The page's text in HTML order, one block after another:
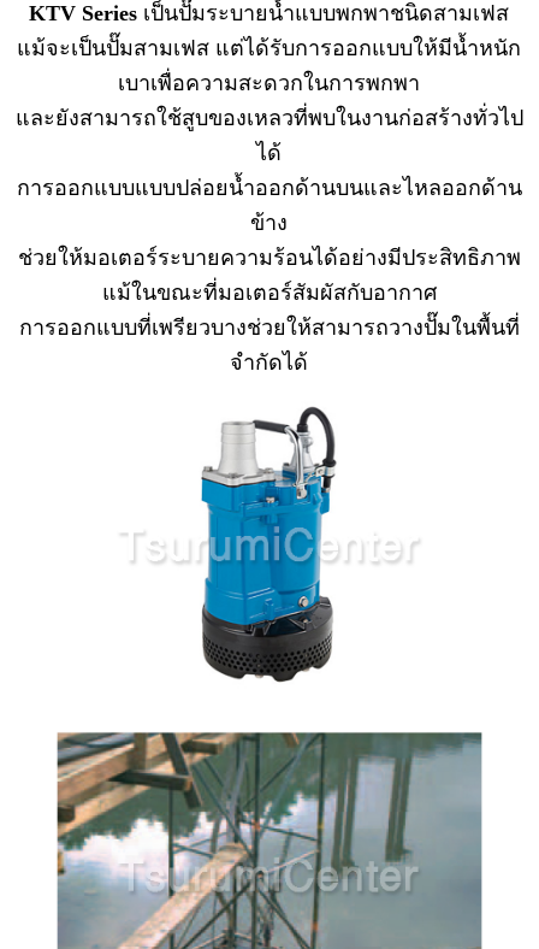
KTV Series เป็นปั๊มระบายน้ำแบบพกพาชนิดสามเฟส
แม้จะเป็นปั๊มสามเฟส แต่ได้รับการออกแบบให้มีน้ำหนัก
เบาเพื่อความสะดวกในการพกพา
และยังสามารถใช้สูบของเหลวที่พบในงานก่อสร้างทั่วไป
ได้
การออกแบบแบบปล่อยน้ำออกด้านบนและไหลออกด้าน
ข้าง
ช่วยให้มอเตอร์ระบายความร้อนได้อย่างมีประสิทธิภาพ
แม้ในขณะที่มอเตอร์สัมผัสกับอากาศ
การออกแบบที่เพรียวบางช่วยให้สามารถวางปั๊มในพื้นที่
จำกัดได้